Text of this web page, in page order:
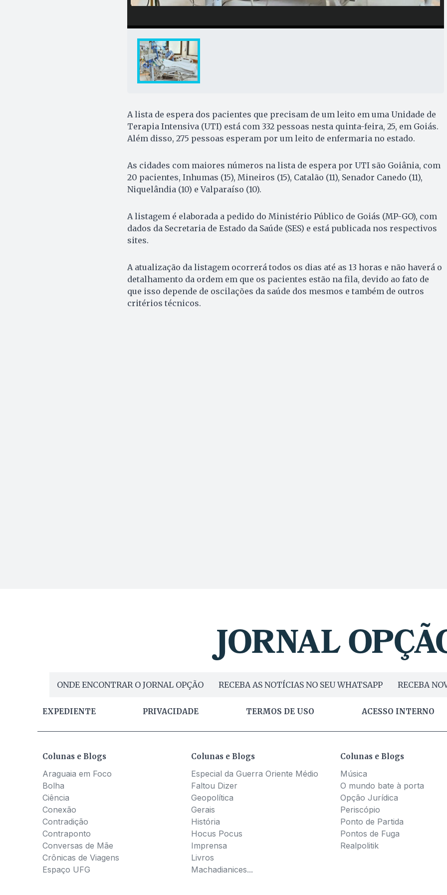
A lista de espera dos pacientes que precisam de um leito em uma Unidade de
Terapia Intensiva (UTI) está com 332 pessoas nesta quinta-feira, 25, em Goiás.
Além disso, 275 pessoas esperam por um leito de enfermaria no estado.
As cidades com maiores números na lista de espera por UTI são Goiânia, com
20 pacientes, Inhumas (15), Mineiros (15), Catalão (11), Senador Canedo (11),
Niquelândia (10) e Valparaíso (10).
A listagem é elaborada a pedido do Ministério Público de Goiás (MP-GO), com
dados da Secretaria de Estado da Saúde (SES) e está publicada nos respectivos
sites.
A atualização da listagem ocorrerá todos os dias até as 13 horas e não haverá o
detalhamento da ordem em que os pacientes estão na fila, devido ao fato de
que isso depende de oscilações da saúde dos mesmos e também de outros
critérios técnicos.
ONDE ENCONTRAR O JORNAL OPÇÃO RECEBA AS NOTÍCIAS NO SEU WHATSAPP RECEBA
EXPEDIENTE PRIVACIDADE TERMOS DE USO ACESSO INTERNO
Colunas e Blogs
Araguaia em Foco
Bolha
Ciência
Conexão
Contradição
Contraponto
Conversas de Mãe
Crônicas de Viagens
Espaço UFG
Colunas e Blogs
Especial da Guerra Oriente Médio
Faltou Dizer
Geopolítica
Gerais
História
Hocus Pocus
Imprensa
Livros
Machadianices...
Colunas e Blogs
Música
O mundo bate à porta
Opção Jurídica
Periscópio
Ponto de Partida
Pontos de Fuga
Realpolitik